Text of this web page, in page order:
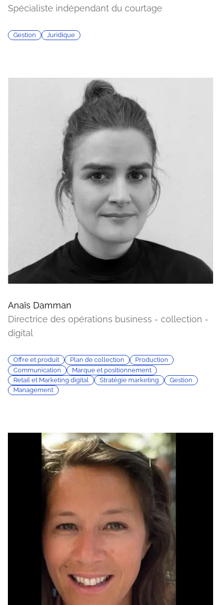
Spécialiste indépendant du courtage
Gestion Juridique
Anaïs Damman
Directrice des opérations business - collection -
digital
Offre et produit Plan de collection
Production
Communication
Marque et positionnement
Retail et Marketing digital
Stratégie marketing
Gestion
Management